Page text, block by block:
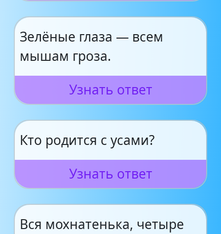
Зелёные глаза — всем
мышам гроза.
Узнать ответ
Кто родится с усами?
Узнать ответ
Вся мохнатенька, четыре